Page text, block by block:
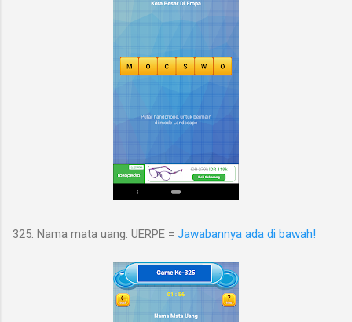
325. Nama mata uang: UERPE = Jawabannya ada di bawah!